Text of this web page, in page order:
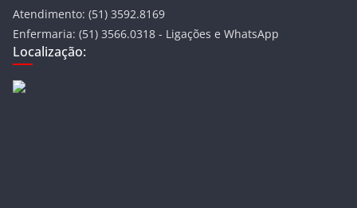
Atendimento: (51) 3592.8169
Enfermaria: (51) 3566.0318 - Ligações e WhatsApp
Localização: